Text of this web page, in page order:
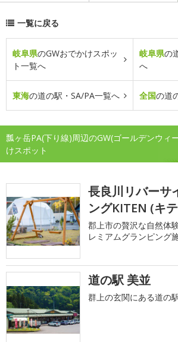
一覧に戻る
岐阜県のGWおでかけスポッ
ト一覧へ
岐阜県の
へ
東海の道の駅・SA/PA一覧へ 全国の道
瓢ヶ岳PA(下り線)周辺のGW(ゴールデンウィ
けスポット
長良川リバーサ
ングKITEN (キ
郡上市の贅沢な自然体
レミアムグランピング
道の駅 美並
群上の玄関にある道の